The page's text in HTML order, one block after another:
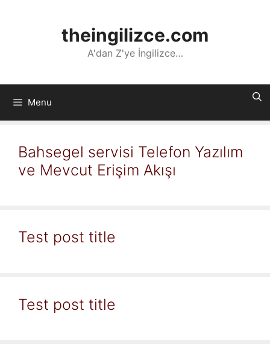
theingilizce.com
A'dan Z'ye İngilizce…
Menu
Bahsegel servisi Telefon Yazılım
ve Mevcut Erişim Akışı
Test post title
Test post title